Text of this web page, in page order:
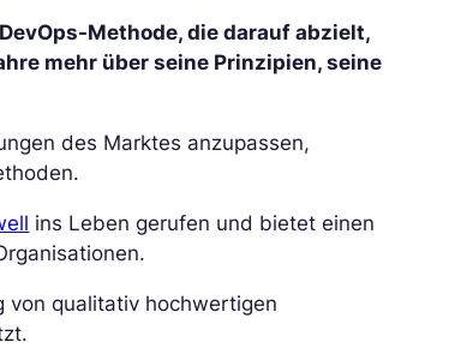
Methode, die darauf abzielt,
mehr über seine Prinzipien, seine
des Marktes anzupassen,
ins Leben gerufen und bietet einen
von qualitativ hochwertigen